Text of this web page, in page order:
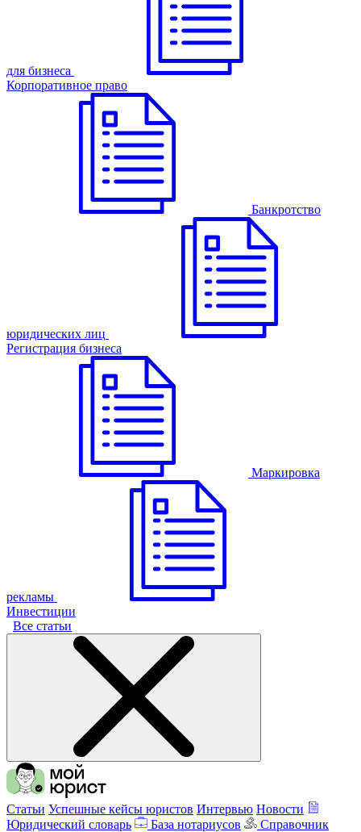
для бизнеса
Корпоративное право
Банкротство
юридических лиц
Регистрация бизнеса
Маркировка
рекламы
Инвестиции
Все статьи
Статьи Успешные кейсы юристов Интервью Новости
Юридический словарь
База нотариусов
Справочник